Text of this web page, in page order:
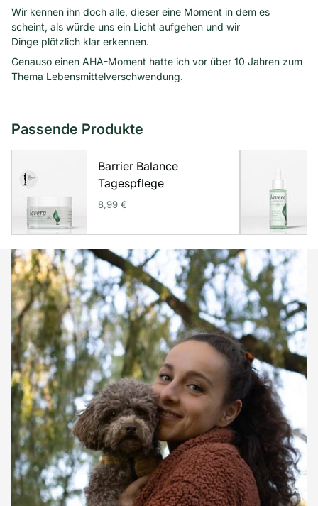
Wir kennen ihn doch alle, dieser eine Moment in dem es
scheint, als würde uns ein Licht aufgehen und wir
Dinge plötzlich klar erkennen.
Genauso einen AHA-Moment hatte ich vor über 10 Jahren zum
Thema Lebensmittelverschwendung.
Passende Produkte
Barrier Balance
Tagespflege
8,99 €